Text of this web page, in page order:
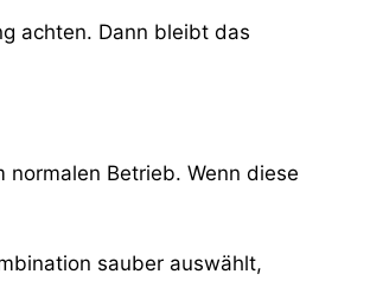
achten. Dann bleibt das
Betrieb. Wenn diese
sauber auswählt,